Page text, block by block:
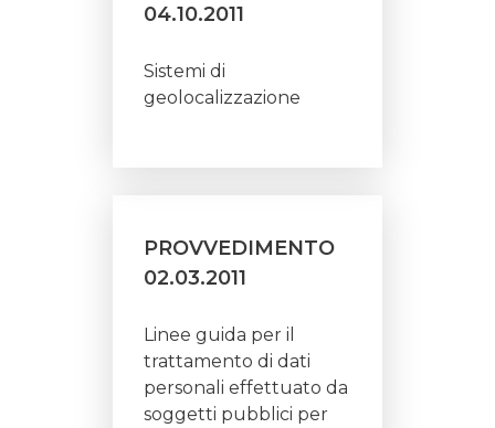
04.10.2011
Sistemi di
geolocalizzazione
PROVVEDIMENTO
02.03.2011
Linee guida per il
trattamento di dati
personali effettuato da
soggetti pubblici per